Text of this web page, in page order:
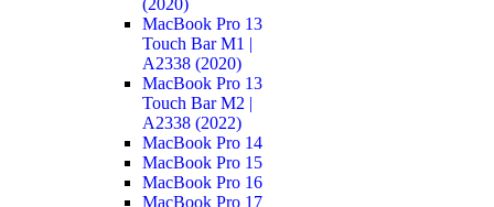
(2020)
MacBook Pro 13
Touch Bar M1 |
A2338 (2020)
MacBook Pro 13
Touch Bar M2 |
A2338 (2022)
MacBook Pro 14
MacBook Pro 15
MacBook Pro 16
MacBook Pro 17